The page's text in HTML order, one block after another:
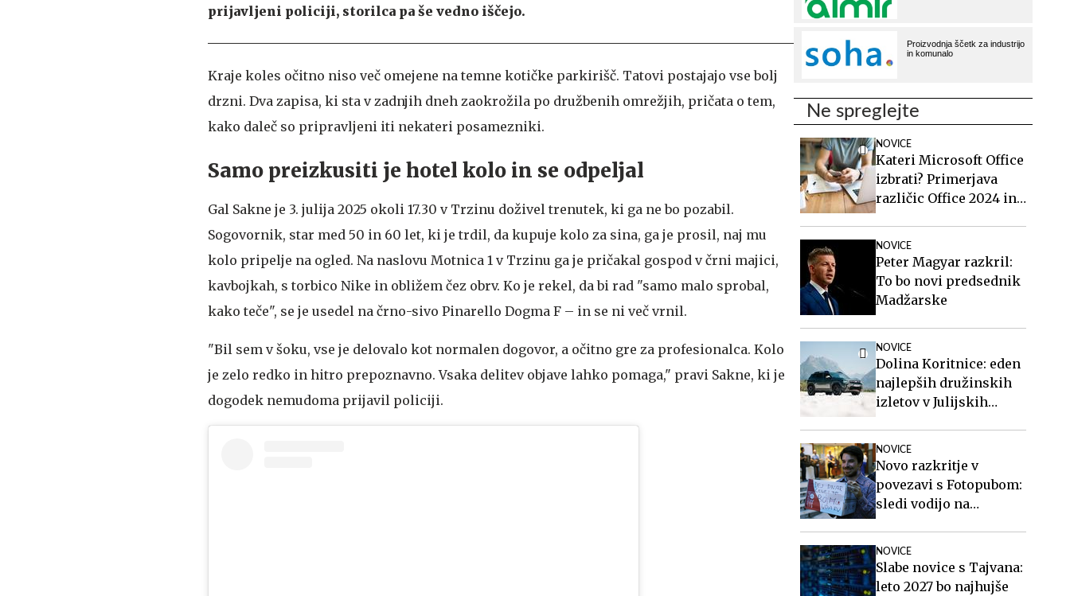
prijavljeni policiji, storilca pa še vedno iščejo.
Kraje koles očitno niso več omejene na temne kotičke parkirišč. Tatovi postajajo vse bolj
drzni. Dva zapisa, ki sta v zadnjih dneh zaokrožila po družbenih omrežjih, pričata o tem,
kako daleč so pripravljeni iti nekateri posamezniki.
Samo preizkusiti je hotel kolo in se odpeljal
Gal Sakne je 3. julija 2025 okoli 17.30 v Trzinu doživel trenutek, ki ga ne bo pozabil.
Sogovornik, star med 50 in 60 let, ki je trdil, da kupuje kolo za sina, ga je prosil, naj mu
kolo pripelje na ogled. Na naslovu Motnica 1 v Trzinu ga je pričakal gospod v črni majici,
kavbojkah, s torbico Nike in obližem čez obrv. Ko je rekel, da bi rad "samo malo sprobal,
kako teče", se je usedel na črno-sivo Pinarello Dogma F – in se ni več vrnil.
"Bil sem v šoku, vse je delovalo kot normalen dogovor, a očitno gre za profesionalca. Kolo
je zelo redko in hitro prepoznavno. Vsaka delitev objave lahko pomaga," pravi Sakne, ki je
dogodek nemudoma prijavil policiji.
Ne spreglejte
NOVICE
Kateri Microsoft Office
izbrati? Primerjava
različic Office 2024 in
NOVICE
Peter Magyar razkril:
To bo novi predsednik
Madžarske
NOVICE
Dolina Koritnice: eden
najlepših družinskih
izletov v Julijskih
NOVICE
Novo razkritje v
povezavi s Fotopubom:
sledi vodijo na
NOVICE
Slabe novice s Tajvana:
leto 2027 bo najhujše